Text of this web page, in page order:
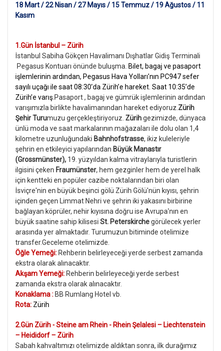
18 Mart / 22 Nisan / 27 Mayıs / 15 Temmuz / 19 Ağustos / 11
Kasım
1.Gün İstanbul – Zürih
İstanbul Sabiha Gökçen Havalimanı Dışhatlar Gidiş Terminali
Pegasus Kontuarı önünde buluşma. Bilet, bagaj ve pasaport
işlemlerinin ardından, Pegasus Hava Yolları’nın PC947 sefer
sayılı uçağı ile saat 08:30’da Zürih’e hareket. Saat 10:35’de
Zürih’e varış .Pasaport , bagaj ve gümrük işlemlerinin ardından
varışımızla birlikte havalimanından hareket ediyoruz. Zürih
Şehir Turumuzu gerçekleştiriyoruz. Zürihgezimizde, dünyaca
ünlü moda ve saat markalarının mağazaları ile dolu olan 1,4
kilometre uzunluğundaki Bahnhofstrasse, ikiz kuleleriyle
şehrin en etkileyici yapılarından Büyük Manastır
(Grossmünster), 19. yüzyıldan kalma vitraylarıyla turistlerin
ilgisini çeken Fraumünster, hem gezginler hem de yerel halk
için kentteki en popüler cazibe noktalarından biri olan
İsviçre'nin en büyük beşinci gölü Zürih Gölü'nün kıyısı, şehrin
içinden geçen Limmat Nehri ve şehrin iki yakasını birbirine
bağlayan köprüler, nehir kıyısına doğru ise Avrupa'nın en
büyük saatine sahip kilisesi St. Peterskirchegörülecek yerler
arasında yer almaktadır. Turumuzun bitiminde otelimize
transfer.Geceleme otelimizde.
Öğle Yemeği: Rehberin belirleyeceği yerde serbest zamanda
ekstra olarak alınacaktır.
Akşam Yemeği: Rehberin belirleyeceği yerde serbest
zamanda ekstra olarak alınacaktır.
Konaklama : BB Rumlang Hotel vb.
Rota: Zürih
2.Gün Zürih -Steine am Rhein - Rhein Şelalesi – Liechtenstein
– Heididorf – Zürih
Sabah kahvaltımızı otelimizde aldıktan sonra, ilk durağımız